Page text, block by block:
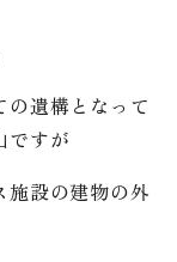
遺構となって
ですが
施設の建物の外